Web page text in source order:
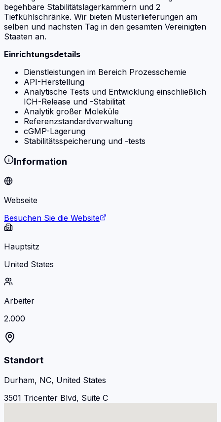
begehbare Stabilitätslagerkammern und 2
Tiefkühlschränke. Wir bieten Musterlieferungen am
selben und nächsten Tag in den gesamten Vereinigten
Staaten an.
Einrichtungsdetails
Dienstleistungen im Bereich Prozesschemie
API-Herstellung
Analytische Tests und Entwicklung einschließlich
ICH-Release und -Stabilität
Analytik großer Moleküle
Referenzstandardverwaltung
cGMP-Lagerung
Stabilitätsspeicherung und -tests
Information
Webseite
Besuchen Sie die Website
Hauptsitz
United States
Arbeiter
2.000
Standort
Durham, NC, United States
3501 Tricenter Blvd, Suite C